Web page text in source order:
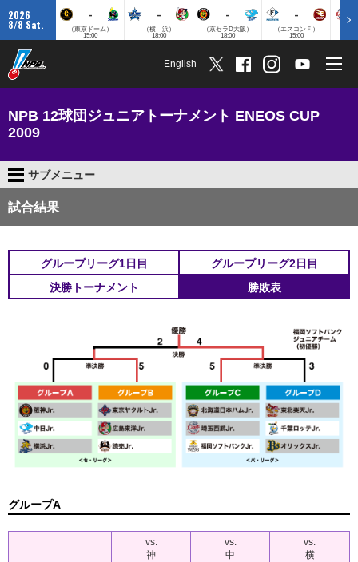
2026
8/8 Sat.
-
（東京ドーム）
15:00
-
（横 浜）
18:00
-
（京セラD大阪）
18:00
-
（エスコンＦ）
15:00
English
NPB 12球団ジュニアトーナメント ENEOS CUP
2009
サブメニュー
試合結果
グループリーグ1日目
グループリーグ2日目
決勝トーナメント
勝敗表
グループA
vs.
神
vs.
中
vs.
横